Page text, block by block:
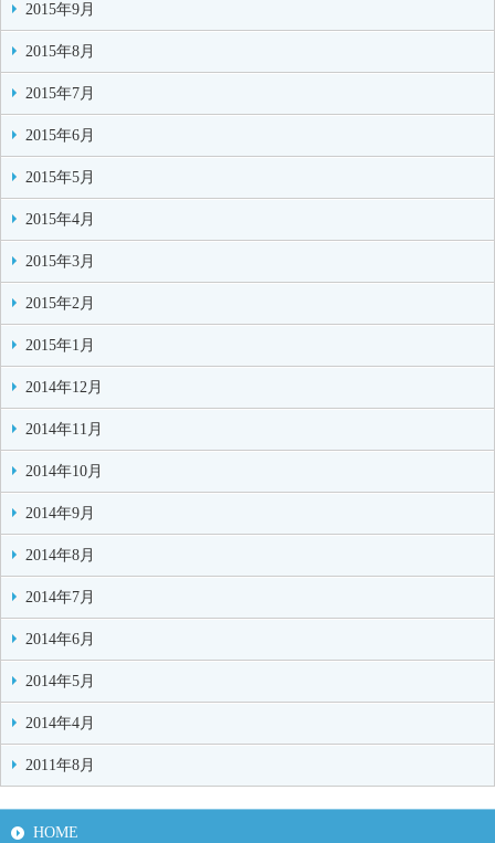
2015年9月
2015年8月
2015年7月
2015年6月
2015年5月
2015年4月
2015年3月
2015年2月
2015年1月
2014年12月
2014年11月
2014年10月
2014年9月
2014年8月
2014年7月
2014年6月
2014年5月
2014年4月
2011年8月
HOME